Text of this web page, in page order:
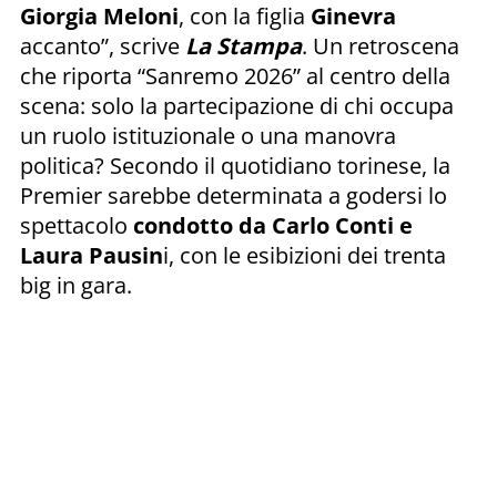
Giorgia Meloni, con la figlia Ginevra
accanto”, scrive La Stampa. Un retroscena
che riporta “Sanremo 2026” al centro della
scena: solo la partecipazione di chi occupa
un ruolo istituzionale o una manovra
politica? Secondo il quotidiano torinese, la
Premier sarebbe determinata a godersi lo
spettacolo condotto da Carlo Conti e
Laura Pausini, con le esibizioni dei trenta
big in gara.